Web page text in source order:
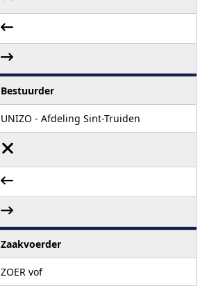
Bestuurder
UNIZO - Afdeling Sint-Truiden
Zaakvoerder
ZOER vof